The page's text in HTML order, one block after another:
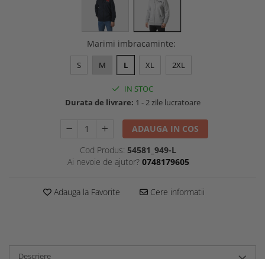
Marimi imbracaminte:
S M L XL 2XL
IN STOC
Durata de livrare: 1 - 2 zile lucratoare
ADAUGA IN COS
Cod Produs: 54581_949-L
Ai nevoie de ajutor? 0748179605
Adauga la Favorite Cere informatii
Descriere